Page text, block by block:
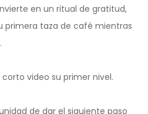
en un ritual de gratitud,
primera taza de café mientras
video su primer nivel.
de dar el siguiente paso